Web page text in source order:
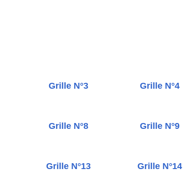
Grille N°3 Grille N°4
Grille N°8 Grille N°9
Grille N°13 Grille N°14